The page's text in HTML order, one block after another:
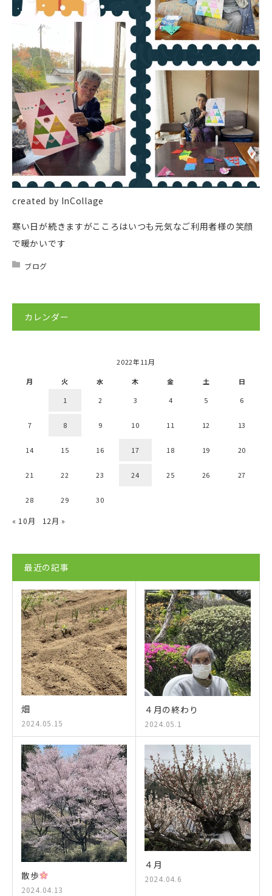
created by InCollage
寒い日が続きますがこころはいつも元気なご利用者様の笑顔
で暖かいです
ブログ
カレンダー
2022年11月
月
火 水 木 金 土
日
1
2 3 4 5 6
7 8 9 10 11 12 13
14 15 16 17 18 19 20
21 22 23 24 25 26 27
28 29 30
« 10月 12月 »
最近の記事
畑
2024.05.15
４月の終わり
2024.05.1
散歩
2024.04.13
４月
2024.04.6